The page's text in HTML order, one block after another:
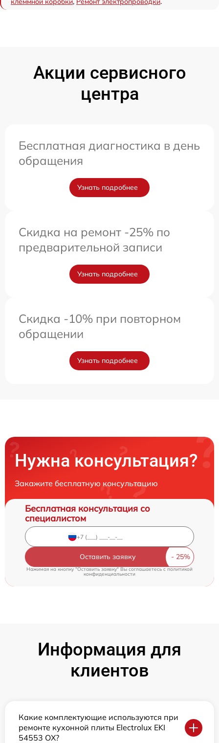
Акции сервисного
центра
Бесплатная диагностика в день
обращения
Узнать подробнее
Скидка на ремонт -25% по
предварительной записи
Узнать подробнее
Скидка -10% при повторном
обращении
Узнать подробнее
Нужна консультация?
Закажите бесплатную консультацию
Бесплатная консультация со
специалистом
Оставить заявку
Нажимая на кнопку "Оставить заявку" Вы соглашаетесь cполитикой
конфиденциальности
Информация для
клиентов
Какие комплектующие используются при
ремонте кухонной плиты Electrolux EKI
54553 OX?